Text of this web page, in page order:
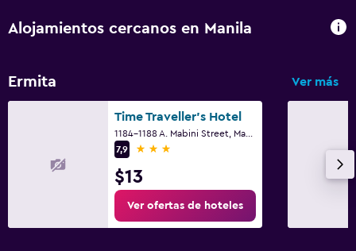
Alojamientos cercanos en Manila
Ermita Ver más
Time Traveller's Hotel
7,9
3 estrellas
$13
Ver ofertas de hoteles